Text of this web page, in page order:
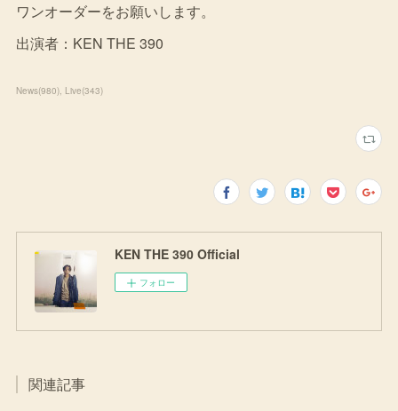
ワンオーダーをお願いします。
出演者：KEN THE 390
News(980) Live(343)
KEN THE 390 Official
フォロー
関連記事